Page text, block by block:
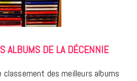
ALBUMS DE LA DÉCENNIE
classement des meilleurs albums